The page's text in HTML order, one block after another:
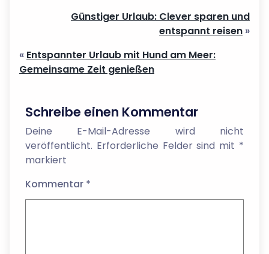
Günstiger Urlaub: Clever sparen und
entspannt reisen »
« Entspannter Urlaub mit Hund am Meer:
Gemeinsame Zeit genießen
Schreibe einen Kommentar
Deine E-Mail-Adresse wird nicht
veröffentlicht. Erforderliche Felder sind mit *
markiert
Kommentar *